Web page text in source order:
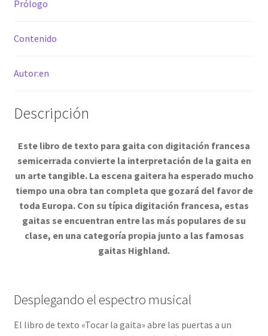
Prólogo
Contenido
Autor:en
Descripción
Este libro de texto para gaita con digitación francesa
semicerrada convierte la interpretación de la gaita en
un arte tangible. La escena gaitera ha esperado mucho
tiempo una obra tan completa que gozará del favor de
toda Europa. Con su típica digitación francesa, estas
gaitas se encuentran entre las más populares de su
clase, en una categoría propia junto a las famosas
gaitas Highland.
Desplegando el espectro musical
El libro de texto «Tocar la gaita» abre las puertas a un